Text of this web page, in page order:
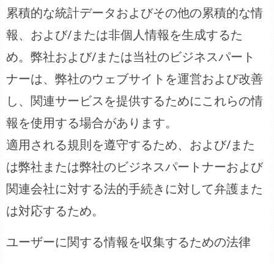
累積的な統計データおよびその他の累積的な情
報、および/または非個人情報を生成するた
め。弊社および/または当社のビジネスパート
ナーは、弊社のウェブサイトを運営および改善
し、関連サービスを提供するためにこれらの情
報を使用する場合があります。
適用される規則を遵守するため、および/また
は弊社または弊社のビジネスパートナーおよび
関連会社に対する法的手続きに対して弁護また
は対応するため。
ユーザーに関する情報を収集するための法律